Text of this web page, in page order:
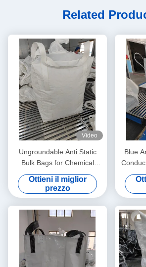
Related
Video
Ungroundable Anti Static
Bulk Bags for Chemical
Distribution Solutions
Ottieni il miglior
prezzo
Blue
All